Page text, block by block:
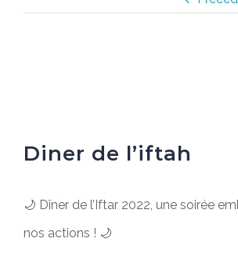
Diner de l’iftah
🌙 Dîner de l’Iftar 2022, une soirée
nos actions ! 🌙